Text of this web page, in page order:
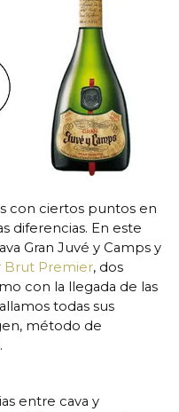
con ciertos puntos en
diferencias. En este
Gran Juvé y Camps y
Brut Premier, dos
con la llegada de las
todas sus
método de
entre cava y